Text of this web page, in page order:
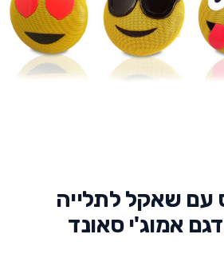
עם שאקל לתלייה
אמוג'י סאונד